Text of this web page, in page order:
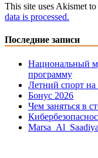
This site uses Akismet to
data is processed.
Последние записи
Национальный
программу
Летний спорт на
Бонус 2026
Чем заняться в
Marsa Al